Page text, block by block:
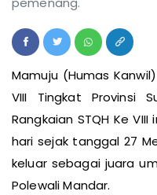
Mamuju (Humas
VIII Tingkat Provinsi
Rangkaian STQH Ke
hari sejak tanggal 27
keluar sebagai juara
Polewali Mandar.